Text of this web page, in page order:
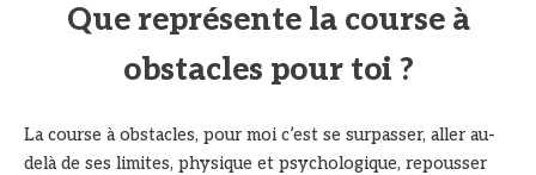
Que représente la course à
obstacles pour toi ?
La course à obstacles, pour moi c’est se surpasser, aller au-
delà de ses limites, physique et psychologique, repousser